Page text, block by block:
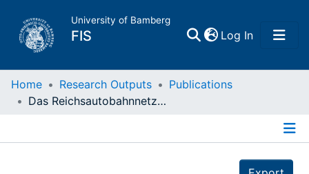
University of Bamberg
FIS Log In(current)
Home
Home Research Outputs
Publications
Das Reichsautobahnnetz und sein Stellenwert in der historischen Kulturlandschaft